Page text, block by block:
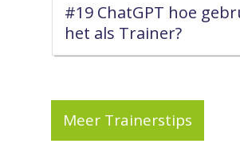
#19 ChatGPT hoe
het als Trainer?
Meer Trainerstips